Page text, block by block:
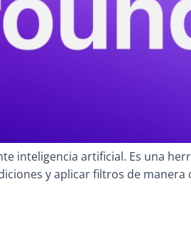
inteligencia artificial. Es una
y aplicar filtros de manera